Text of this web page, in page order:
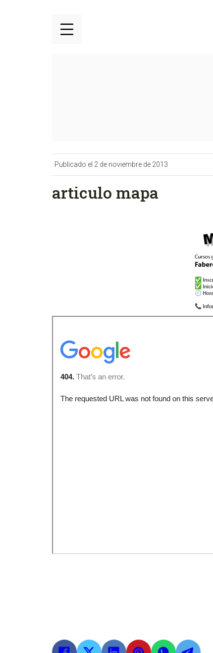
Publicado el 2 de noviembre de 2013
articulo mapa